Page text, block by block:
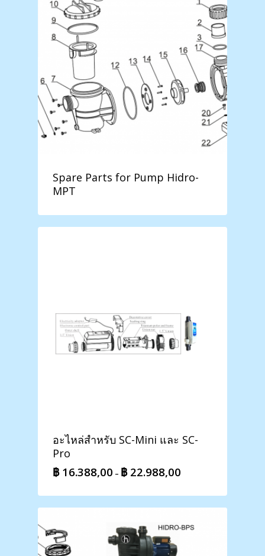
Spare Parts for Pump Hidro-
MPT
อะไหล่สำหรับ SC-Mini และ SC-
Pro
฿16.388,00 – ฿22.988,00
฿ 16.388,00
through
฿ 22.988,00